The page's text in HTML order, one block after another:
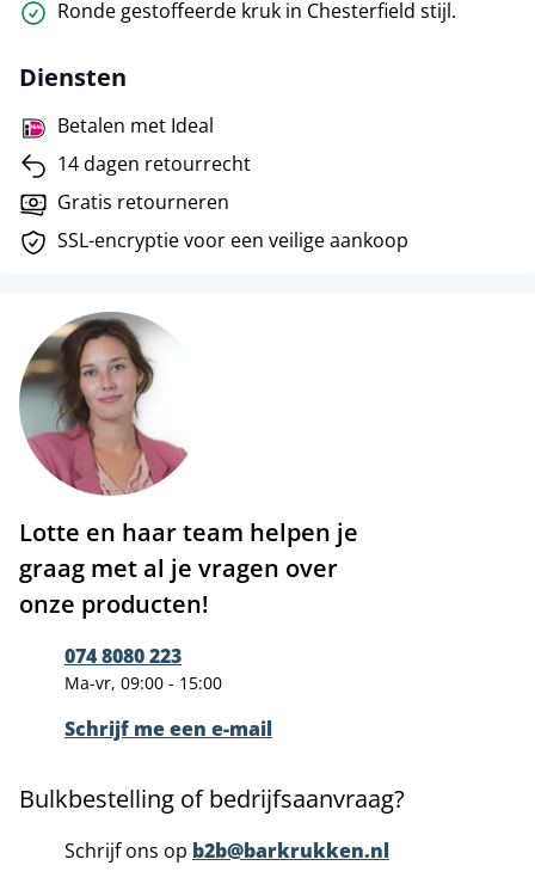
Ronde gestoffeerde kruk in Chesterfield stijl.
Diensten
Betalen met Ideal
14 dagen retourrecht
Gratis retourneren
SSL-encryptie voor een veilige aankoop
Lotte en haar team helpen je
graag met al je vragen over
onze producten!
074 8080 223
Ma-vr, 09:00 - 15:00
Schrijf me een e-mail
Bulkbestelling of bedrijfsaanvraag?
Schrijf ons op b2b@barkrukken.nl